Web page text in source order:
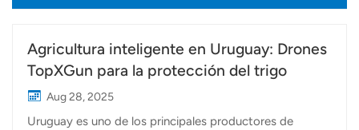
Agricultura inteligente en Uruguay: Drones
TopXGun para la protección del trigo
Aug 28, 2025
Uruguay es uno de los principales productores de